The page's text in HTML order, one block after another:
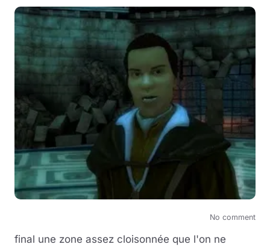
No comment
final une zone assez cloisonnée que l'on ne